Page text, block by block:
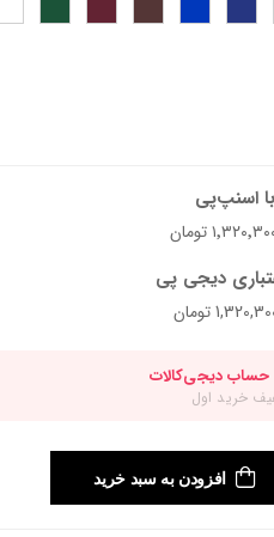
اسنپ‌پی
دیجی پی
افزودن به سبد خرید